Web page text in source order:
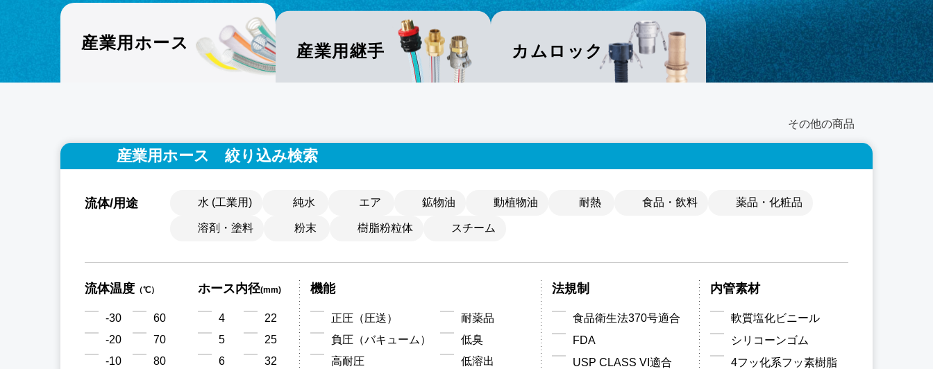
産業用 ホース 産業用 継手 カムロック
その他の商品
産業用ホース 絞り込み検索
流体/用途 水 (工業用) 純水 エア 鉱物油 動植物油 耐熱 食品・飲料 薬品・化粧品
溶剤・塗料 粉末 樹脂粉粒体 スチーム
流体温度 （℃）
-30
-20
-10
60
70
80
ホース内径(mm)
4
5
6
22
25
32
機能
正圧（圧送）
負圧（バキューム）
高耐圧
耐薬品
低臭
低溶出
法規制
食品衛生法370号適合
FDA
USP CLASS VI適合
内管素材
軟質塩化ビニール
シリコーンゴム
4フッ化系フッ素樹脂